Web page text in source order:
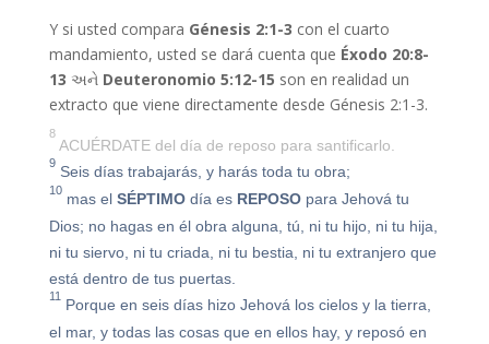
Y si usted compara Génesis 2:1-3 con el cuarto
mandamiento, usted se dará cuenta que Éxodo 20:8-
13 અને Deuteronomio 5:12-15 son en realidad un
extracto que viene directamente desde Génesis 2:1-3.
8
ACUÉRDATE del día de reposo para santificarlo.
9 Seis días trabajarás, y harás toda tu obra;
10mas el SÉPTIMOdía es REPOSOpara Jehová tu
Dios; no hagas en él obra alguna, tú, ni tu hijo, ni tu hija,
ni tu siervo, ni tu criada, ni tu bestia, ni tu extranjero que
está dentro de tus puertas.
11Porque en seis días hizo Jehová los cielos y la tierra,
el mar, y todas las cosas que en ellos hay, y reposó en